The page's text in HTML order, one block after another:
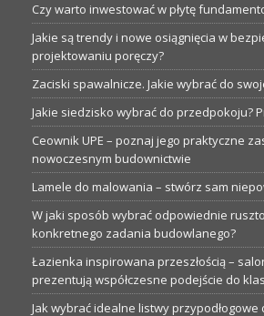
Czy warto inwestować w płytę
Jakie są trendy i nowe osiągnięcia w
projektowaniu poręczy?
Zaciski spawalnicze. Jakie wybrać do
Jakie siedzisko wybrać do przedpokoju?
Ceownik UPE – poznaj jego praktyczne
nowoczesnym budownictwie
Lamele do malowania – stwórz sam
W jaki sposób wybrać odpowiednie
konkretnego zadania budowlanego?
Łazienka inspirowana przeszłością –
prezentują współczesne podejście do
Jak wybrać idealne listwy przypodłogowe